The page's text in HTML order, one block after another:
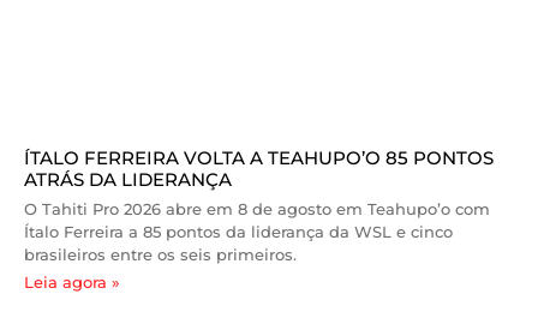
ÍTALO FERREIRA VOLTA A TEAHUPO’O 85 PONTOS
ATRÁS DA LIDERANÇA
O Tahiti Pro 2026 abre em 8 de agosto em Teahupo’o com
Ítalo Ferreira a 85 pontos da liderança da WSL e cinco
brasileiros entre os seis primeiros.
Leia agora »